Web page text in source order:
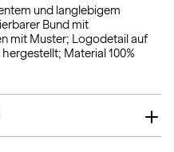
und langlebigem
Bund mit
mit Muster; Logodetail auf
Material 100%